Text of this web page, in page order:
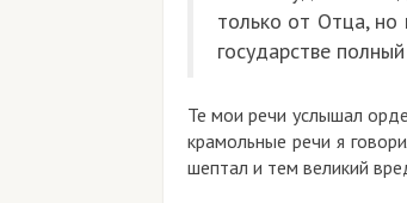
только от Отца, но
государстве
Те мои речи услышал
крамольные речи я
шептал и тем великий